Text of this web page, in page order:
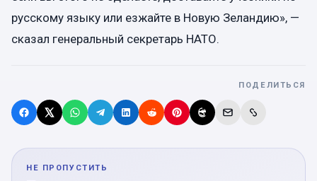
русскому языку или езжайте в Новую Зеландию», —
сказал генеральный секретарь НАТО.
ПОДЕЛИТЬСЯ
НЕ ПРОПУСТИТЬ